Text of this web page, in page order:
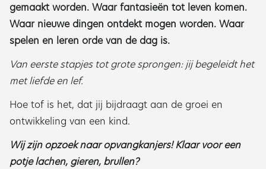
gemaakt worden. Waar fantasieën tot leven komen.
Waar nieuwe dingen ontdekt mogen worden. Waar
spelen en leren orde van de dag is.
Van eerste stapjes tot grote sprongen: jij begeleidt het
met liefde en lef.
Hoe tof is het, dat jij bijdraagt aan de groei en
ontwikkeling van een kind.
Wij zijn opzoek naar opvangkanjers! Klaar voor een
potje lachen, gieren, brullen?